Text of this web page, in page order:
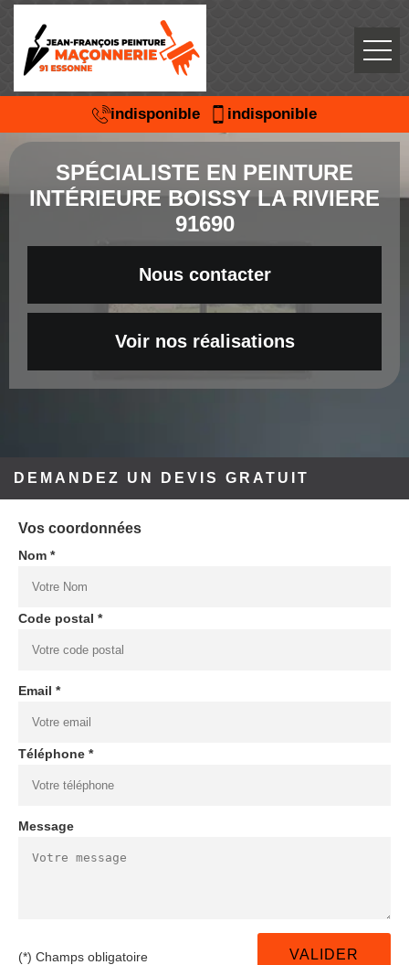
indisponible indisponible
SPÉCIALISTE EN PEINTURE
INTÉRIEURE BOISSY LA RIVIERE
91690
Nous contacter
Voir nos réalisations
DEMANDEZ UN DEVIS GRATUIT
Vos coordonnées
Nom *
Code postal *
Email *
Téléphone *
Message
(*) Champs obligatoire